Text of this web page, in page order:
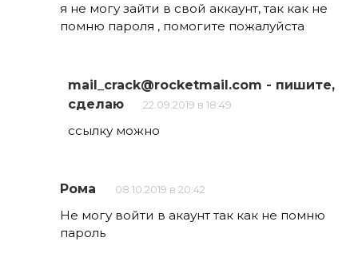
я не могу зайти в свой аккаунт, так как не
помню пароля , помогите пожалуйста
mail_crack@rocketmail.com - пишите,
сделаю
22.09.2019 в 18:49
ссылку можно
Рома 08.10.2019 в 20:42
Не могу войти в акаунт так как не помню
пароль